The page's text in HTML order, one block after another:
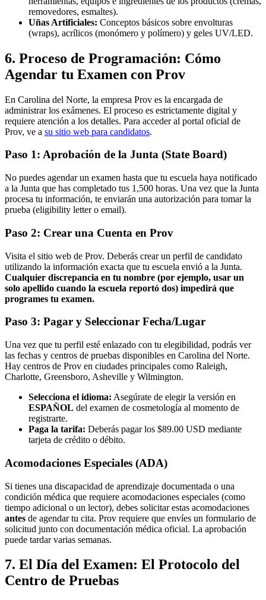
removedores, esmaltes).
Uñas Artificiales: Conceptos básicos sobre envolturas
(wraps), acrílicos (monómero y polímero) y geles UV/LED.
6. Proceso de Programación: Cómo
Agendar tu Examen con Prov
En Carolina del Norte, la empresa Prov es la encargada de
administrar los exámenes. El proceso es estrictamente digital y
requiere atención a los detalles. Para acceder al portal oficial de
Prov, ve a su sitio web para candidatos.
Paso 1: Aprobación de la Junta (State Board)
No puedes agendar un examen hasta que tu escuela haya notificado
a la Junta que has completado tus 1,500 horas. Una vez que la Junta
procesa tu información, te enviarán una autorización para tomar la
prueba (eligibility letter o email).
Paso 2: Crear una Cuenta en Prov
Visita el sitio web de Prov. Deberás crear un perfil de candidato
utilizando la información exacta que tu escuela envió a la Junta.
Cualquier discrepancia en tu nombre (por ejemplo, usar un
solo apellido cuando la escuela reportó dos) impedirá que
programes tu examen.
Paso 3: Pagar y Seleccionar Fecha/Lugar
Una vez que tu perfil esté enlazado con tu elegibilidad, podrás ver
las fechas y centros de pruebas disponibles en Carolina del Norte.
Hay centros de Prov en ciudades principales como Raleigh,
Charlotte, Greensboro, Asheville y Wilmington.
Selecciona el idioma: Asegúrate de elegir la versión en
ESPAÑOL del examen de cosmetología al momento de
registrarte.
Paga la tarifa: Deberás pagar los $89.00 USD mediante
tarjeta de crédito o débito.
Acomodaciones Especiales (ADA)
Si tienes una discapacidad de aprendizaje documentada o una
condición médica que requiere acomodaciones especiales (como
tiempo adicional o un lector), debes solicitar estas acomodaciones
antes de agendar tu cita. Prov requiere que envíes un formulario de
solicitud junto con documentación médica oficial. La aprobación
puede tardar varias semanas.
7. El Día del Examen: El Protocolo del
Centro de Pruebas